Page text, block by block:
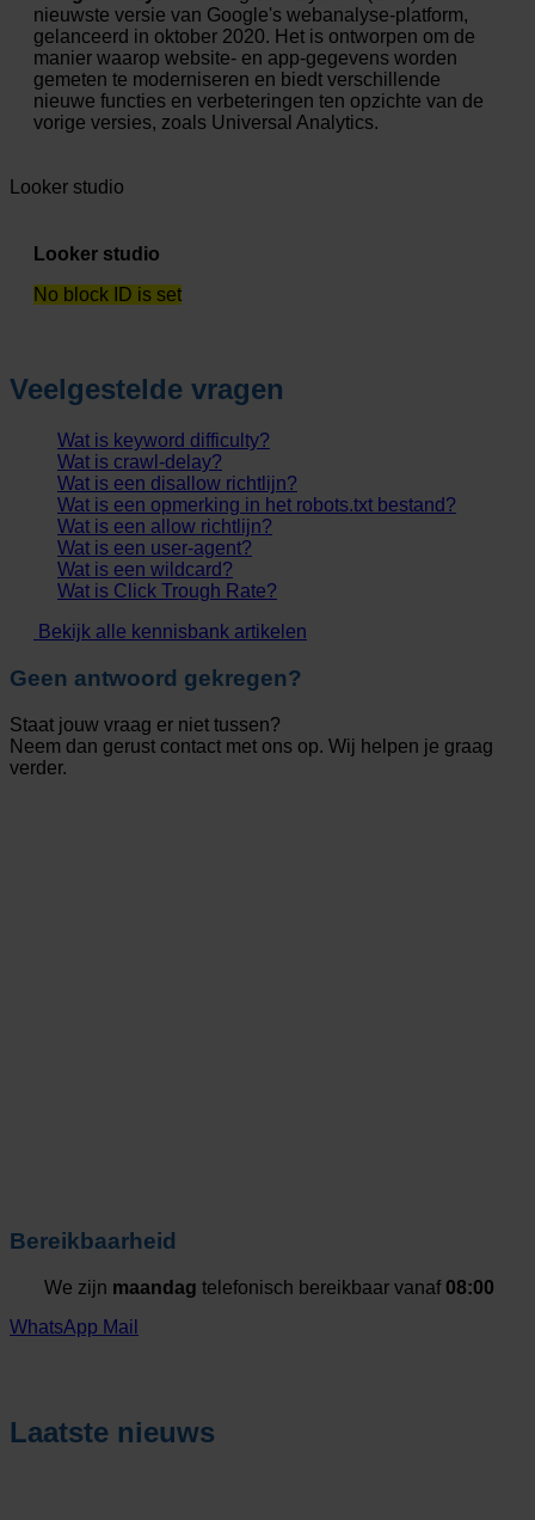
nieuwste versie van Google's webanalyse-platform,
gelanceerd in oktober 2020. Het is ontworpen om de
manier waarop website- en app-gegevens worden
gemeten te moderniseren en biedt verschillende
nieuwe functies en verbeteringen ten opzichte van de
vorige versies, zoals Universal Analytics.
Looker studio
Looker studio
No block ID is set
Veelgestelde vragen
Wat is keyword difficulty?
Wat is crawl-delay?
Wat is een disallow richtlijn?
Wat is een opmerking in het robots.txt bestand?
Wat is een allow richtlijn?
Wat is een user-agent?
Wat is een wildcard?
Wat is Click Trough Rate?
Bekijk alle kennisbank artikelen
Geen antwoord gekregen?
Staat jouw vraag er niet tussen?
Neem dan gerust contact met ons op. Wij helpen je graag
verder.
Bereikbaarheid
We zijn maandag telefonisch bereikbaar vanaf 08:00
WhatsApp Mail
Laatste nieuws